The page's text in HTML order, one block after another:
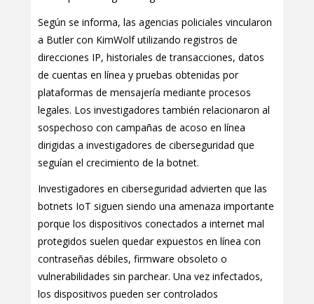
Según se informa, las agencias policiales vincularon
a Butler con KimWolf utilizando registros de
direcciones IP, historiales de transacciones, datos
de cuentas en línea y pruebas obtenidas por
plataformas de mensajería mediante procesos
legales. Los investigadores también relacionaron al
sospechoso con campañas de acoso en línea
dirigidas a investigadores de ciberseguridad que
seguían el crecimiento de la botnet.
Investigadores en ciberseguridad advierten que las
botnets IoT siguen siendo una amenaza importante
porque los dispositivos conectados a internet mal
protegidos suelen quedar expuestos en línea con
contraseñas débiles, firmware obsoleto o
vulnerabilidades sin parchear. Una vez infectados,
los dispositivos pueden ser controlados